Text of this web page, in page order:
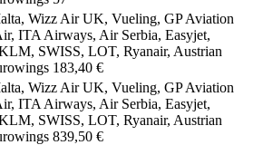
Wizz Air UK, Vueling, GP Aviation
ITA Airways, Air Serbia, Easyjet,
SWISS, LOT, Ryanair, Austrian
183,40 €
Wizz Air UK, Vueling, GP Aviation
ITA Airways, Air Serbia, Easyjet,
SWISS, LOT, Ryanair, Austrian
839,50 €